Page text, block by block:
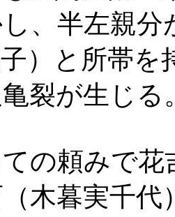
、半左親
子）と所帯
裂が生じる
の頼みで
木暮実千